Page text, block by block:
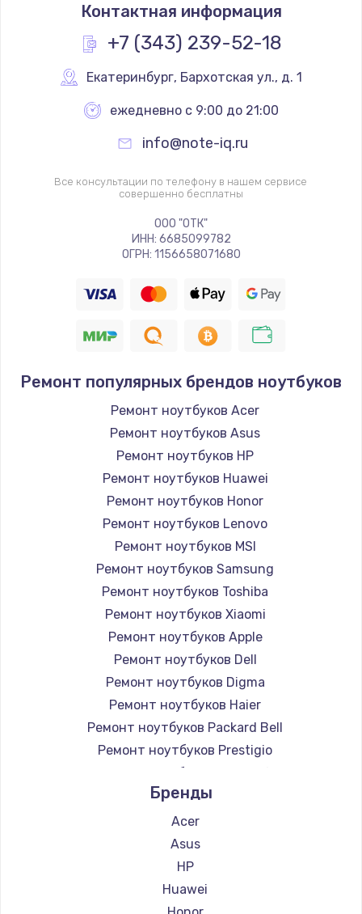
Контактная информация
+7 (343) 239-52-18
Екатеринбург, Бархотская ул., д. 1
ежедневно с 9:00 до 21:00
info@note-iq.ru
Все консультации по телефону в нашем сервисе
совершенно бесплатны
ООО "ОТК"
ИНН: 6685099782
ОГРН: 1156658071680
Ремонт популярных брендов ноутбуков
Ремонт ноутбуков Acer
Ремонт ноутбуков Asus
Ремонт ноутбуков HP
Ремонт ноутбуков Huawei
Ремонт ноутбуков Honor
Ремонт ноутбуков Lenovo
Ремонт ноутбуков MSI
Ремонт ноутбуков Samsung
Ремонт ноутбуков Toshiba
Ремонт ноутбуков Xiaomi
Ремонт ноутбуков Apple
Ремонт ноутбуков Dell
Ремонт ноутбуков Digma
Ремонт ноутбуков Haier
Ремонт ноутбуков Packard Bell
Ремонт ноутбуков Prestigio
Ремонт ноутбуков Microsoft
Ремонт ноутбуков Alienware
Ремонт ноутбуков Aquarius
Ремонт ноутбуков Gigabyte
Ремонт ноутбуков Aorus
Ремонт ноутбуков Maibenben
Ремонт ноутбуков Getac
Бренды
Acer
Asus
HP
Huawei